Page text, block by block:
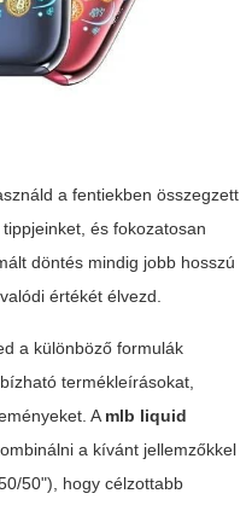
a fentiekben összegzett
és fokozatosan
döntés mindig jobb hosszú
értékét élvezd.
a különböző formulák
termékleírásokat,
Amlb liquid
a kívánt jellemzőkkel
50"), hogy célzottabb